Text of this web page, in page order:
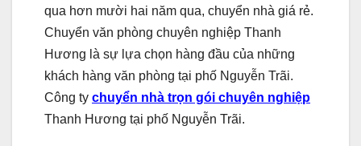
qua hơn mười hai năm qua, chuyển nhà giá rẻ.
Chuyển văn phòng chuyên nghiệp Thanh
Hương là sự lựa chọn hàng đầu của những
khách hàng văn phòng tại phố Nguyễn Trãi.
Công ty chuyển nhà trọn gói chuyên nghiệp
Thanh Hương tại phố Nguyễn Trãi.